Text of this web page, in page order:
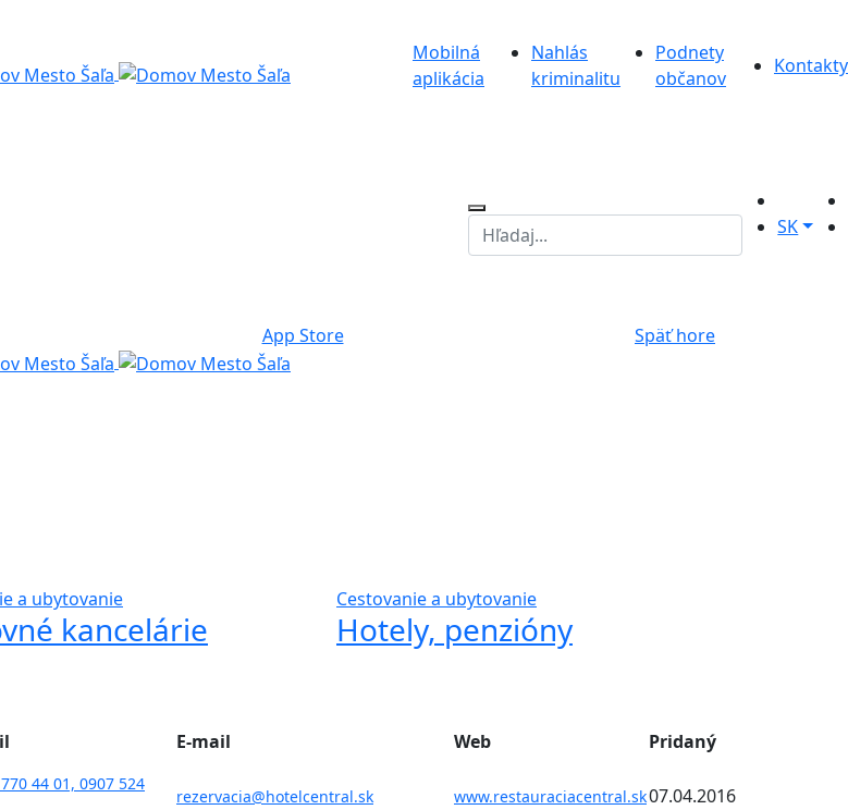
Mobilná
aplikácia
Nahlás
kriminalitu
Podnety
občanov
Kontakty
SK
App Store Späť hore
a ubytovanie
kancelárie
Cestovanie a ubytovanie
Hotely, penzióny
E-mail Web
Pridaný
44 01, 0907 524
rezervacia@hotelcentral.sk www.restauraciacentral.sk07.04.2016